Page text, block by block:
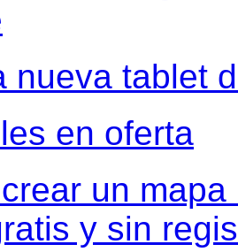
nueva tablet
en oferta
un mapa
y sin